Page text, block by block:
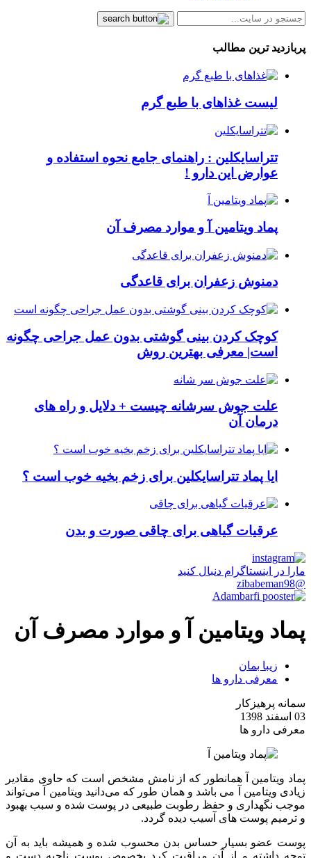
پربازدید ترین مطالب
لیست غذاهای با طبع گرم
تتراسایکلین : راهنمای جامع نحوه استفاده و
عوارض این دارو !
پماد ویتامین آ و موارد مصرف آن
دمنوش زعفران برای قاعدگی
کوچک کردن بینی گوشتی بدون عمل جراحی چگونه
است| معرفی بهترین روش
علت جوش سرشانه چیست + دلایل و راه های
درمان آن
ایا پماد تتراسایکلین برای زخم بخیه خوب است ؟
عرقیات گیاهی برای چاقی صورت و بدن
مارا در اینستاگرام دنبال کنید
@zibabeman98
پماد ویتامین آ و موارد مصرف آن
زیبا بمان
معرفی دارو ها
سمانه پرهیزکار
03 اسفند 1398
معرفی دارو ها
پماد ویتامین آ همانطور که از نامش مشخص است که حاوی مقادیر
زیادی ویتامین آ می باشد و همان طور که می‌دانید ویتامین آ می‌تواند
موجب نگهداری و حفظ رطوبت طبیعی در پوست شده و سبب بهبود
و ترمیم پوست های آسیب دیده گردد.
پوست عضو بسیار حساس بدن محسوب شده و همیشه باید به آن
توجه داشته و از آن مراقبت کرد بخصوص پوست ناحیه دست و